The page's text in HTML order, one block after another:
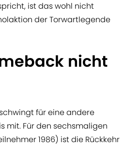
ist das wohl nicht
der Torwartlegende
nicht
für eine andere
mit. Für den sechsmaligen
1986) ist die Rückkehr